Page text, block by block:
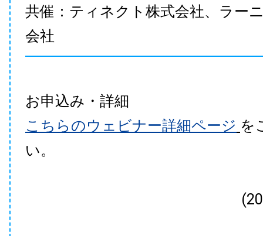
共催：ティネクト株式会社、ラー
会社
お申込み・詳細
こちらのウェビナー詳細ページ を
い。